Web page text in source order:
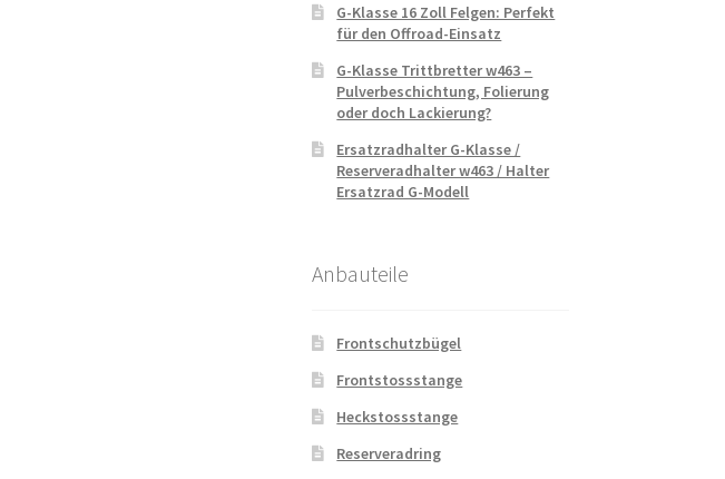
G-Klasse 16 Zoll Felgen: Perfekt
für den Offroad-Einsatz
G-Klasse Trittbretter w463 –
Pulverbeschichtung, Folierung
oder doch Lackierung?
Ersatzradhalter G-Klasse /
Reserveradhalter w463 / Halter
Ersatzrad G-Modell
Anbauteile
Frontschutzbügel
Frontstossstange
Heckstossstange
Reserveradring